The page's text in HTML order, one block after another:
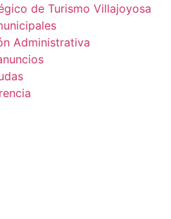
de Turismo Villajoyosa
Administrativa